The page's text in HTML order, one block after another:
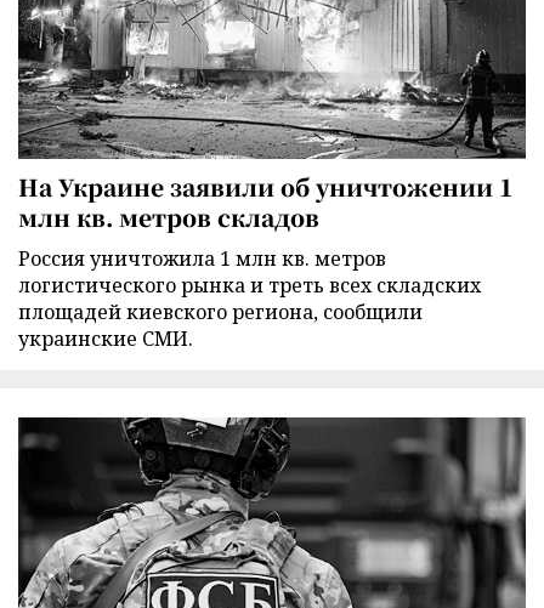
На Украине заявили об уничтожении 1
млн кв. метров складов
Россия уничтожила 1 млн кв. метров
логистического рынка и треть всех складских
площадей киевского региона, сообщили
украинские СМИ.